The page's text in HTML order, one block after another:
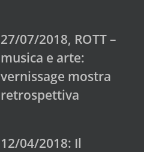
27/07/2018, ROTT –
musica e arte:
vernissage mostra
retrospettiva
12/04/2018: Il